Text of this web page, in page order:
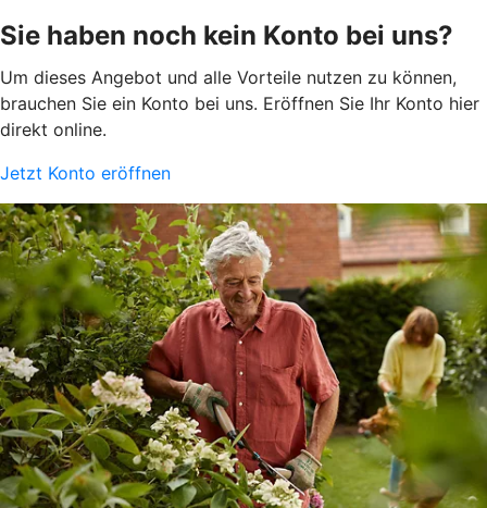
Sie haben noch kein Konto bei uns?
Um dieses Angebot und alle Vorteile nutzen zu können,
brauchen Sie ein Konto bei uns. Eröffnen Sie Ihr Konto hier
direkt online.
Jetzt Konto eröffnen